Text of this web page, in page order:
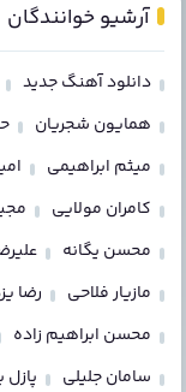
آرشیو خوانندگان
دانلود آهنگ جدید
همایون شجریان
میثم ابراهیمی
کامران مولایی
محسن یگانه
مازیار فلاحی
رضا
محسن ابراهیم زاده
سامان جلیلی
پازل